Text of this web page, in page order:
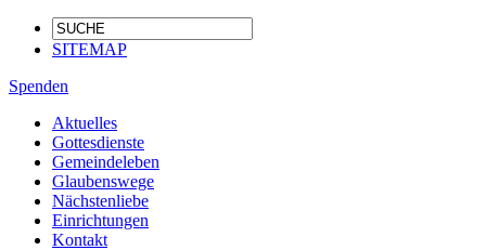
SITEMAP
Spenden
Aktuelles
Gottesdienste
Gemeindeleben
Glaubenswege
Nächstenliebe
Einrichtungen
Kontakt